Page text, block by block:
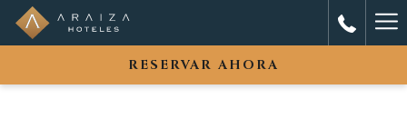
RESERVAR AHORA